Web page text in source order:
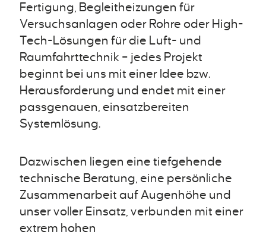
Fertigung, Begleitheizungen für
Versuchsanlagen oder Rohre oder High-
Tech-Lösungen für die Luft- und
Raumfahrttechnik – jedes Projekt
beginnt bei uns mit einer Idee bzw.
Herausforderung und endet mit einer
passgenauen, einsatzbereiten
Systemlösung.
Dazwischen liegen eine tiefgehende
technische Beratung, eine persönliche
Zusammenarbeit auf Augenhöhe und
unser voller Einsatz, verbunden mit einer
extrem hohen